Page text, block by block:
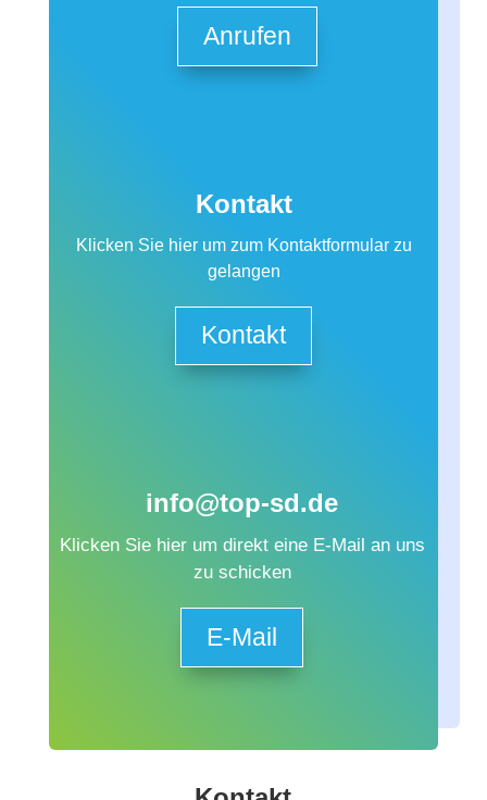
Anrufen
Kontakt
Klicken Sie hier um zum Kontaktformular zu
gelangen
Kontakt
info@top-sd.de
Klicken Sie hier um direkt eine E-Mail an uns
zu schicken
E-Mail